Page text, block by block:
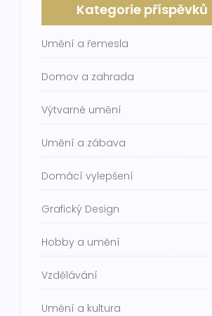
Kategorie příspěvků
Umění a řemesla
Domov a zahrada
Výtvarné umění
Umění a zábava
Domácí vylepšení
Grafický Design
Hobby a umění
Vzdělávání
Umění a kultura